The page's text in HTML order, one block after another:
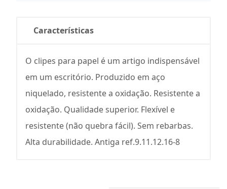
Características
O clipes para papel é um artigo indispensável
em um escritório. Produzido em aço
niquelado, resistente a oxidação. Resistente a
oxidação. Qualidade superior. Flexível e
resistente (não quebra fácil). Sem rebarbas.
Alta durabilidade. Antiga ref.9.11.12.16-8